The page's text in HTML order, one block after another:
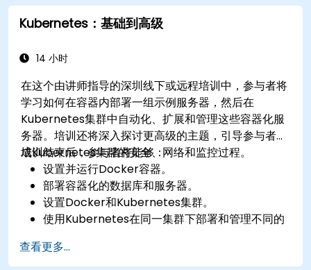
Kubernetes：基础到高级
14 小时
在这个由讲师指导的深圳线下或远程培训中，参与者将
学习如何在容器内部署一组示例服务器，然后在
Kubernetes集群中自动化、扩展和管理这些容器化服
务器。培训还将深入探讨更高级的主题，引导参与者完
成Kubernetes集群的安全、网络和监控过程。
培训结束后，参与者将能够：
设置并运行Docker容器。
部署容器化的数据库和服务器。
设置Docker和Kubernetes集群。
使用Kubernetes在同一集群下部署和管理不同的
保护、扩展和监控Kubernetes集群。
查看更多...